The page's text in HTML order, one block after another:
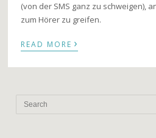
(von der SMS ganz zu schweigen),
zum Hörer zu greifen.
READ MORE ›